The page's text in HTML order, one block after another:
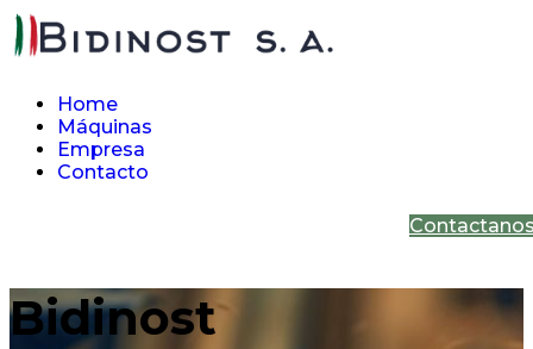
Home
Máquinas
Empresa
Contacto
Bidinost